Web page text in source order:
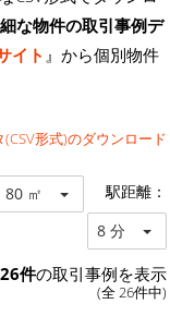
な物件の取引事例デ
イト 』から個別物件
形式)のダウンロード
80 ㎡ 駅距離：
8 分
26件の取引事例を表示
(全 26件中)